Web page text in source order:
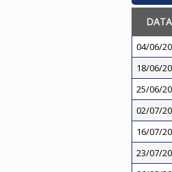
DATA
04/06/
18/06/
25/06/
02/07/
16/07/
23/07/